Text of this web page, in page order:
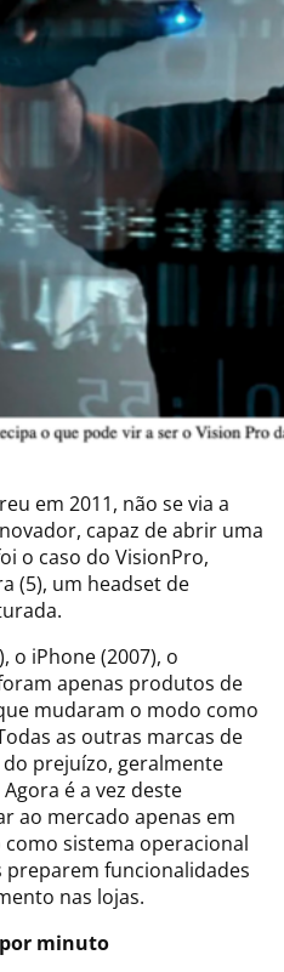
em 2011, não se via a
capaz de abrir uma
o caso do VisionPro,
(5), um headset de
o iPhone (2007), o
apenas produtos de
mudaram o modo como
as outras marcas de
prejuízo, geralmente
é a vez deste
ao mercado apenas em
sistema operacional
funcionalidades
nas lojas.
minuto